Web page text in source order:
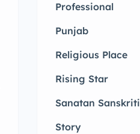
Professional
Punjab
Religious Place
Rising Star
Sanatan Sanskriti
Story